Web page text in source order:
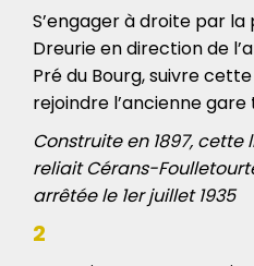
S’engager à droite par
Dreurie en direction de
Pré du Bourg, suivre
rejoindre l’ancienne gare
Construite en 1897,
reliait Cérans-
arrêtée le 1er juillet 1935
2